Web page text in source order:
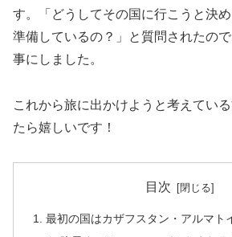
す。「どうしてその国に行こうと決
準備しているの？」と質問されたの
事にしました。
これから旅に出かけようと考えてい
たら嬉しいです！
目次
最初の国はカザフスタン・アルマト